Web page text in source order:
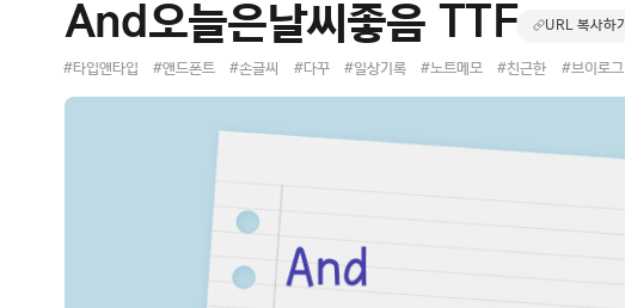
And오늘은날씨좋음 TTF URL 복사하기
#타입앤타입 #앤드폰트 #손글씨 #다꾸 #일상기록 #노트메모 #친근한 #브이로그